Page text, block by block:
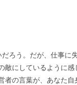
ろう。だが、仕事に
にしているように感
の言葉が、あなた自